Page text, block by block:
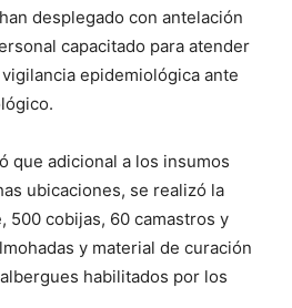
desplegado con antelación
capacitado para atender
epidemiológica ante
que adicional a los insumos
ubicaciones, se realizó la
500 cobijas, 60 camastros y
y material de curación
habilitados por los